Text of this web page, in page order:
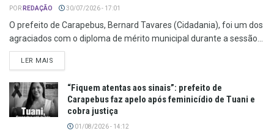
POR REDAÇÃO 30/07/2026 - 17:01
O prefeito de Carapebus, Bernard Tavares (Cidadania), foi um dos
agraciados com o diploma de mérito municipal durante a sessão...
LER MAIS
“Fiquem atentas aos sinais”: prefeito de
Carapebus faz apelo após feminicídio de Tuani e
cobra justiça
01/08/2026 - 14:12